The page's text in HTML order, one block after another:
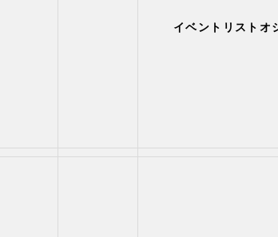
イベントリスト オ